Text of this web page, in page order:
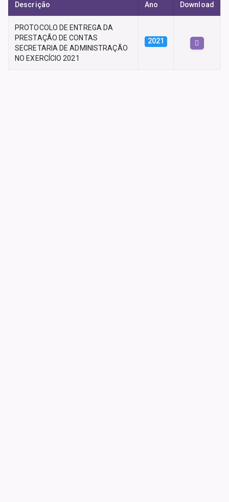
Descrição Ano Download
PROTOCOLO DE ENTREGA DA
PRESTAÇÃO DE CONTAS
SECRETARIA DE ADMINISTRAÇÃO
NO EXERCÍCIO 2021
2021